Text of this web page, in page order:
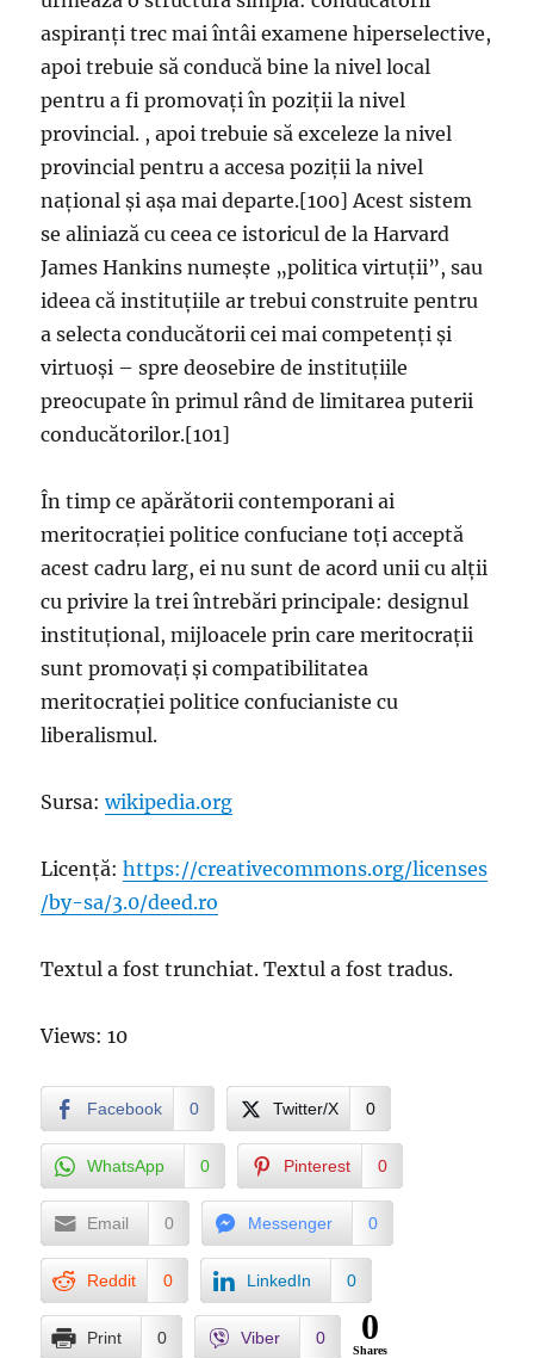
aspiranți trec mai întâi examene hiperselective,
apoi trebuie să conducă bine la nivel local
pentru a fi promovați în poziții la nivel
provincial. , apoi trebuie să exceleze la nivel
provincial pentru a accesa poziții la nivel
național și așa mai departe.[100] Acest sistem
se aliniază cu ceea ce istoricul de la Harvard
James Hankins numește „politica virtuții”, sau
ideea că instituțiile ar trebui construite pentru
a selecta conducătorii cei mai competenți și
virtuoși – spre deosebire de instituțiile
preocupate în primul rând de limitarea puterii
conducătorilor.[101]
În timp ce apărătorii contemporani ai
meritocrației politice confuciane toți acceptă
acest cadru larg, ei nu sunt de acord unii cu alții
cu privire la trei întrebări principale: designul
instituțional, mijloacele prin care meritocrații
sunt promovați și compatibilitatea
meritocrației politice confucianiste cu
liberalismul.
Sursa:wikipedia.org
Licență:https://creativecommons.org/licenses
/by-sa/3.0/deed.ro
Textul a fost trunchiat. Textul a fost tradus.
Views: 10
Facebook 0 Twitter/X 0
WhatsApp 0 Pinterest 0
Email 0 Messenger 0
Reddit 0 LinkedIn 0
Print 0 Viber 0 0
Shares